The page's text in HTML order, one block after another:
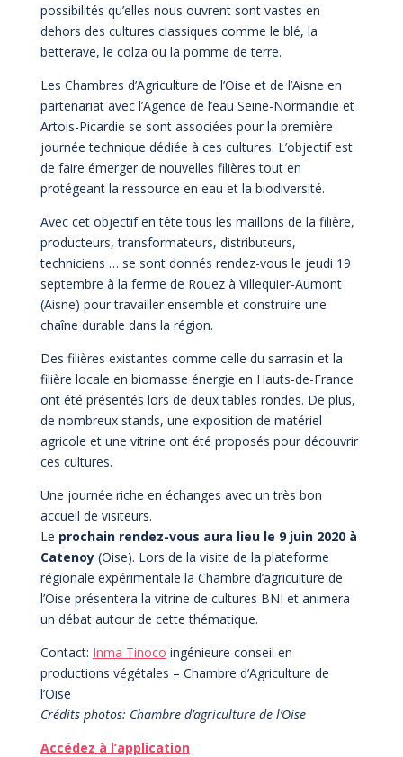
possibilités qu’elles nous ouvrent sont vastes en
dehors des cultures classiques comme le blé, la
betterave, le colza ou la pomme de terre.
Les Chambres d’Agriculture de l’Oise et de l’Aisne en
partenariat avec l’Agence de l’eau Seine-Normandie et
Artois-Picardie se sont associées pour la première
journée technique dédiée à ces cultures. L’objectif est
de faire émerger de nouvelles filières tout en
protégeant la ressource en eau et la biodiversité.
Avec cet objectif en tête tous les maillons de la filière,
producteurs, transformateurs, distributeurs,
techniciens … se sont donnés rendez-vous le jeudi 19
septembre à la ferme de Rouez à Villequier-Aumont
(Aisne) pour travailler ensemble et construire une
chaîne durable dans la région.
Des filières existantes comme celle du sarrasin et la
filière locale en biomasse énergie en Hauts-de-France
ont été présentés lors de deux tables rondes. De plus,
de nombreux stands, une exposition de matériel
agricole et une vitrine ont été proposés pour découvrir
ces cultures.
Une journée riche en échanges avec un très bon
accueil de visiteurs.
Le prochain rendez-vous aura lieu le 9 juin 2020 à
Catenoy(Oise). Lors de la visite de la plateforme
régionale expérimentale la Chambre d’agriculture de
l’Oise présentera la vitrine de cultures BNI et animera
un débat autour de cette thématique.
Contact: Inma Tinoco ingénieure conseil en
productions végétales – Chambre d’Agriculture de
l’Oise
Crédits photos: Chambre d’agriculture de l’Oise
Accédez à l’application